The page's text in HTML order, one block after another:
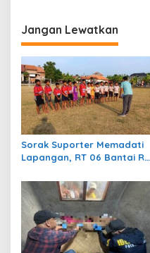
Jangan Lewatkan
Sorak Suporter Memadati
Lapangan, RT 06 Bantai RT
Bergengsi Desa Bumiharja